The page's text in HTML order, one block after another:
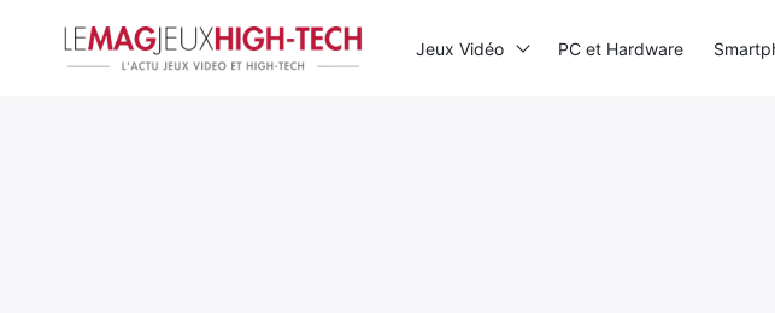
Jeux Vidéo PC et Hardware